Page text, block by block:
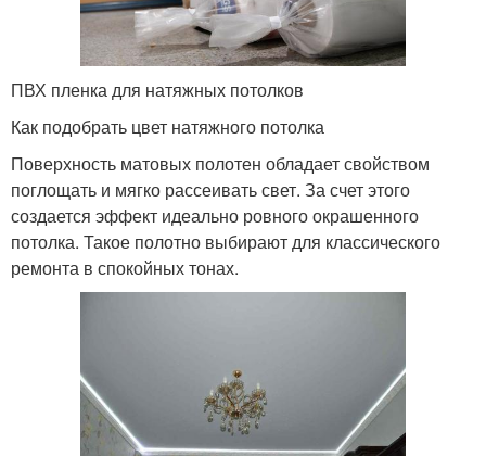
ПВХ пленка для натяжных потолков
Как подобрать цвет натяжного потолка
Поверхность матовых полотен обладает свойством
поглощать и мягко рассеивать свет. За счет этого
создается эффект идеально ровного окрашенного
потолка. Такое полотно выбирают для классического
ремонта в спокойных тонах.